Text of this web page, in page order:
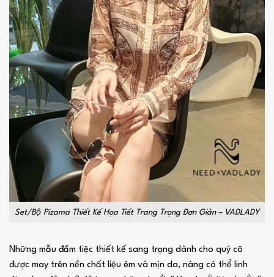
Set/Bộ Pizama Thiết Kế Họa Tiết Trang Trọng Đơn Giản – VADLADY
Những mẫu đầm tiệc thiết kế sang trọng dành cho quý cô
được may trên nền chất liệu êm và mịn da, nàng có thể linh